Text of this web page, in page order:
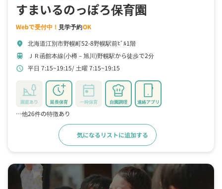
すまいるのっぽろ保育園
Webで受付中！ 見学予約OK
location_on 北海道江別市野幌町52-8野幌駅前ﾋﾞﾙ1階
train ＪＲ函館本線(小樽－旭川)野幌駅から徒歩で2分
schedule 平日 7:15~19:15 土曜 7:15~19:15
園庭あり 延長保育 一時保育 自園調理 連絡アプリ
…他26件の特徴あり
気になるリストに追加する